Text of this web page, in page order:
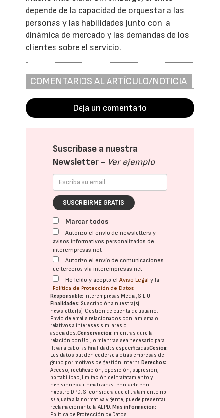
depende de la capacidad de orquestar a las
personas y las habilidades junto con la
dinámica de mercado y las demandas de los
clientes sobre el servicio.
COMENTARIOS AL ARTÍCULO/NOTICIA
Deja un comentario
Suscríbase a nuestra
Newsletter - Ver ejemplo
SUSCRIBIRME GRATIS
Marcar todos
Autorizo el envío de newsletters y
avisos informativos personalizados de
interempresas.net
Autorizo el envío de comunicaciones
de terceros vía interempresas.net
He leído y acepto elAviso Legal y la
Política de Protección de Datos
Responsable: Interempresas Media, S.L.U.
Finalidades: Suscripción a nuestra(s)
newsletter(s). Gestión de cuenta de usuario.
Envío de emails relacionados con la misma o
relativos a intereses similares o
asociados.Conservación: mientras dure la
relación con Ud., o mientras sea necesario para
llevar a cabo las finalidades especificadasCesión:
Los datos pueden cederse a otras empresas del
grupo por motivos de gestión interna.Derechos:
Acceso, rectificación, oposición, supresión,
portabilidad, limitación del tratatamiento y
decisiones automatizadas: contacte con
nuestro DPD. Si considera que el tratamiento no
se ajusta a la normativa vigente, puede presentar
reclamación ante laAEPD.Más información:
Política de Protección de Datos